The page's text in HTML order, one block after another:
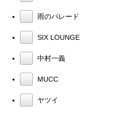
雨のパレード
SIX LOUNGE
中村一義
MUCC
ヤツイ